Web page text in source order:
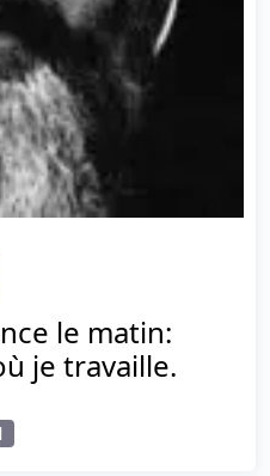
le matin:
je travaille.